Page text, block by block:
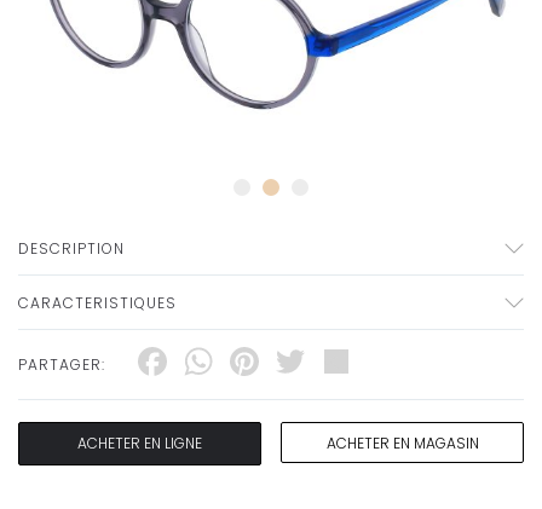
DESCRIPTION
CARACTERISTIQUES
PARTAGER: Facebook
WhatsApp
Pinterest
Twitter
ACHETER EN LIGNE ACHETER EN MAGASIN